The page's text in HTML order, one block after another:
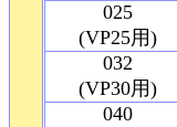
025
(VP25用)
032
(VP30用)
040